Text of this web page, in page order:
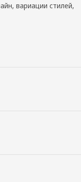
вариации стилей,